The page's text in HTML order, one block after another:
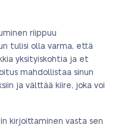
riippuu
tulisi olla varma, että
yksityiskohtia ja et
mahdollistaa sinun
ja välttää kiire, joka voi
kirjoittaminen vasta sen